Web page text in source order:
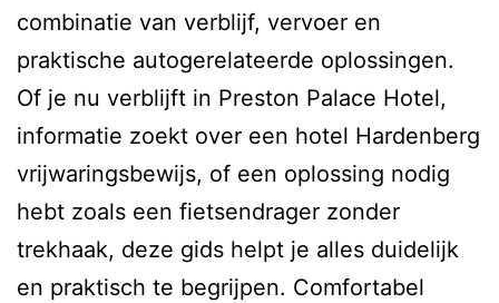
combinatie van verblijf, vervoer en
praktische autogerelateerde oplossingen.
Of je nu verblijft in Preston Palace Hotel,
informatie zoekt over een hotel Hardenberg
vrijwaringsbewijs, of een oplossing nodig
hebt zoals een fietsendrager zonder
trekhaak, deze gids helpt je alles duidelijk
en praktisch te begrijpen. Comfortabel